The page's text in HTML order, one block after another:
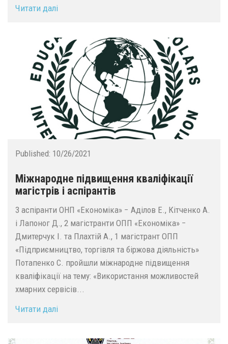
Читати далі
Published: 10/26/2021
Міжнародне підвищення кваліфікації
магістрів і аспірантів
3 аспіранти ОНП «Економіка» − Аділов Е., Кітченко А.
і Лапоног Д., 2 магістранти ОПП «Економіка» −
Дмитерчук І. та Плахтій А., 1 магістрант ОПП
«Підприємництво, торгівля та біржова діяльність»
Потапенко С. пройшли міжнародне підвищення
кваліфікації на тему: «Використання можливостей
хмарних сервісів...
Читати далі